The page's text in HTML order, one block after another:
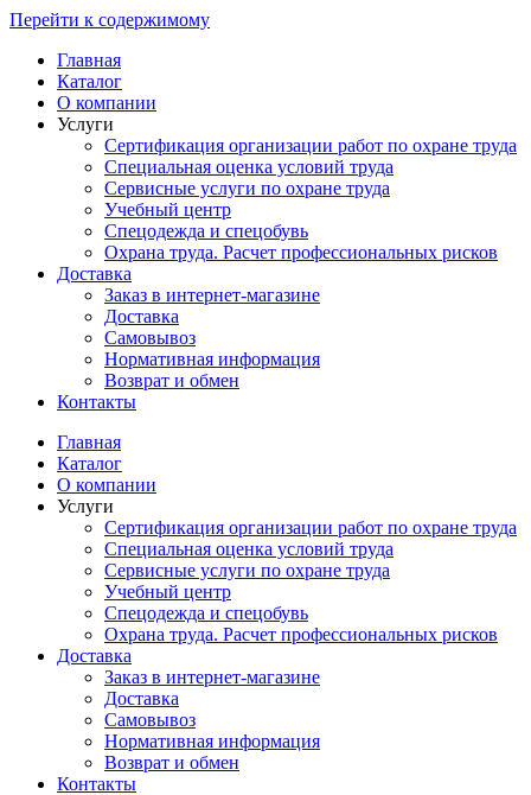
Перейти к содержимому
Главная
Каталог
О компании
Услуги
Сертификация организации работ по охране труда
Специальная оценка условий труда
Сервисные услуги по охране труда
Учебный центр
Спецодежда и спецобувь
Охрана труда. Расчет профессиональных рисков
Доставка
Заказ в интернет-магазине
Доставка
Самовывоз
Нормативная информация
Возврат и обмен
Контакты
Главная
Каталог
О компании
Услуги
Сертификация организации работ по охране труда
Специальная оценка условий труда
Сервисные услуги по охране труда
Учебный центр
Спецодежда и спецобувь
Охрана труда. Расчет профессиональных рисков
Доставка
Заказ в интернет-магазине
Доставка
Самовывоз
Нормативная информация
Возврат и обмен
Контакты